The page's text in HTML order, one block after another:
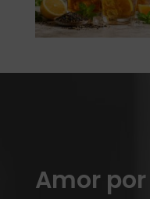
Amor por